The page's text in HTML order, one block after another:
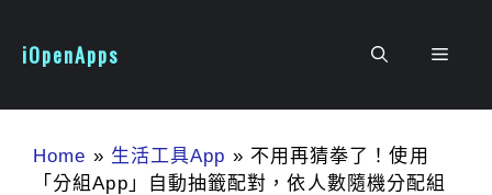
iOpenApps 選
Home » 生活工具App » 不用再猜拳了！使用
「分組App」自動抽籤配對，依人數隨機分配組